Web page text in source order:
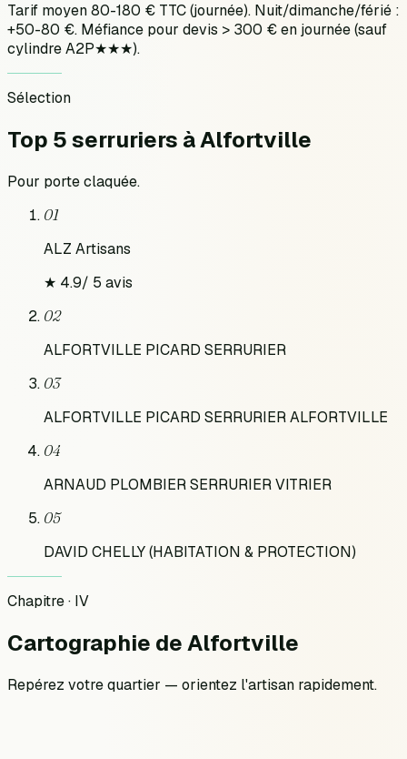
Tarif moyen 80-180 € TTC (journée). Nuit/dimanche/férié :
+50-80 €. Méfiance pour devis > 300 € en journée (sauf
cylindre A2P★★★).
Sélection
Top 5 serruriers àAlfortville
Pour porte claquée.
01
ALZ Artisans
★ 4.9/ 5 avis
02
ALFORTVILLE PICARD SERRURIER
03
ALFORTVILLE PICARD SERRURIER ALFORTVILLE
04
ARNAUD PLOMBIER SERRURIER VITRIER
05
DAVID CHELLY (HABITATION & PROTECTION)
Chapitre · IV
Cartographie deAlfortville
Repérez votre quartier — orientez l'artisan rapidement.